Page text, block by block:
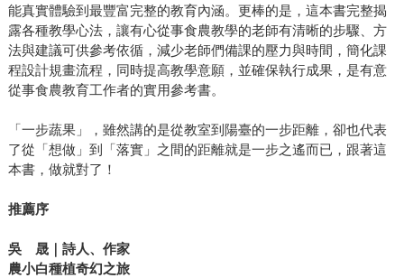
能真實體驗到最豐富完整的教育內涵。更棒的是，這本書完整揭
露各種教學心法，讓有心從事食農教學的老師有清晰的步驟、方
法與建議可供參考依循，減少老師們備課的壓力與時間，簡化課
程設計規畫流程，同時提高教學意願，並確保執行成果，是有意
從事食農教育工作者的實用參考書。
「一步蔬果」，雖然講的是從教室到陽臺的一步距離，卻也代表
了從「想做」到「落實」之間的距離就是一步之遙而已，跟著這
本書，做就對了！
推薦序
吳 晟｜詩人、作家
農小白種植奇幻之旅